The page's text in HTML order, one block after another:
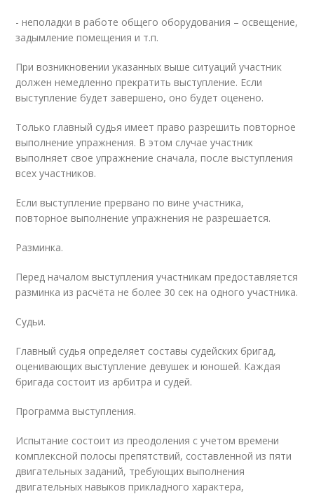
- неполадки в работе общего оборудования – освещение,
задымление помещения и т.п.
При возникновении указанных выше ситуаций участник
должен немедленно прекратить выступление. Если
выступление будет завершено, оно будет оценено.
Только главный судья имеет право разрешить повторное
выполнение упражнения. В этом случае участник
выполняет свое упражнение сначала, после выступления
всех участников.
Если выступление прервано по вине участника,
повторное выполнение упражнения не разрешается.
Разминка.
Перед началом выступления участникам предоставляется
разминка из расчёта не более 30 сек на одного участника.
Судьи.
Главный судья определяет составы судейских бригад,
оценивающих выступление девушек и юношей. Каждая
бригада состоит из арбитра и судей.
Программа выступления.
Испытание состоит из преодоления с учетом времени
комплексной полосы препятствий, составленной из пяти
двигательных заданий, требующих выполнения
двигательных навыков прикладного характера,